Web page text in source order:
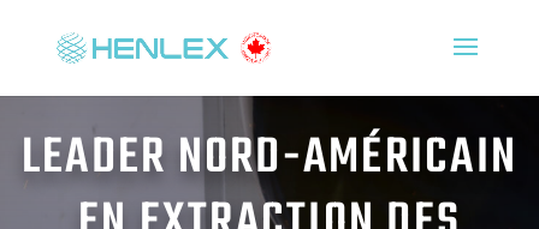
LEADER NORD-AMÉRICAIN